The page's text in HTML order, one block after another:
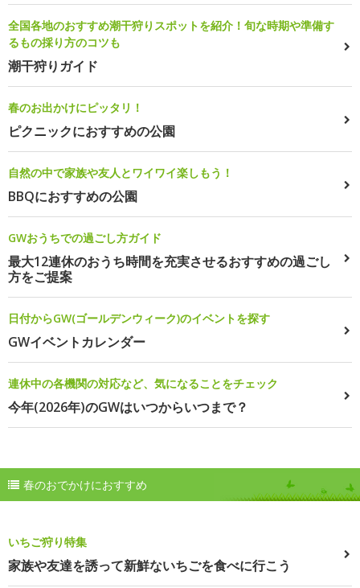
全国各地のおすすめ潮干狩りスポットを紹介！旬な時期や準備す
るもの採り方のコツも
潮干狩りガイド
春のお出かけにピッタリ！
ピクニックにおすすめの公園
自然の中で家族や友人とワイワイ楽しもう！
BBQにおすすめの公園
GWおうちでの過ごし方ガイド
最大12連休のおうち時間を充実させるおすすめの過ごし
方をご提案
日付からGW(ゴールデンウィーク)のイベントを探す
GWイベントカレンダー
連休中の各機関の対応など、気になることをチェック
今年(2026年)のGWはいつからいつまで？
春のおでかけにおすすめ
いちご狩り特集
家族や友達を誘って新鮮ないちごを食べに行こう